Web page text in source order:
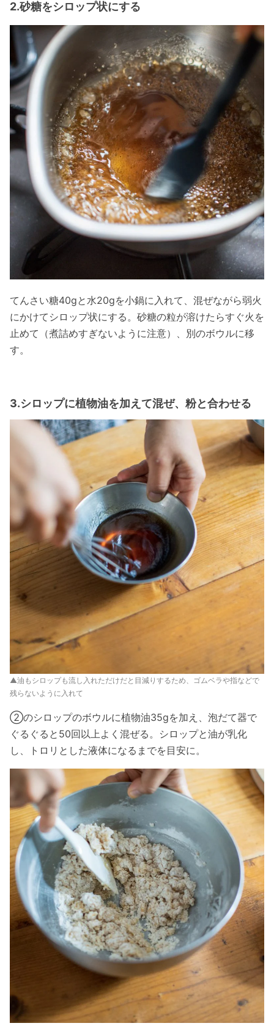
2.砂糖をシロップ状にする
てんさい糖40gと⽔20gを⼩鍋に⼊れて、混ぜながら弱⽕
にかけてシロップ状にする。砂糖の粒が溶けたらすぐ⽕を
⽌めて（煮詰めすぎないように注意）、別のボウルに移
す。
3.シロップに植物油を加えて混ぜ、粉と合わせる
▲油もシロップも流し入れただけだと目減りするため、ゴムベラや指などで
残らないように入れて
②のシロップのボウルに植物油35gを加え、泡だて器で
ぐるぐると50回以上よく混ぜる。シロップと油が乳化
し、トロリとした液体になるまでを目安に。